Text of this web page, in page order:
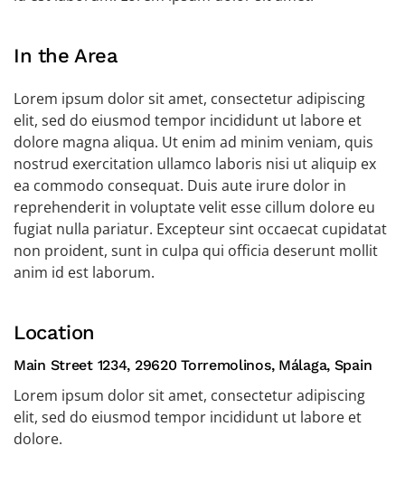
In the Area
Lorem ipsum dolor sit amet, consectetur adipiscing
elit, sed do eiusmod tempor incididunt ut labore et
dolore magna aliqua. Ut enim ad minim veniam, quis
nostrud exercitation ullamco laboris nisi ut aliquip ex
ea commodo consequat. Duis aute irure dolor in
reprehenderit in voluptate velit esse cillum dolore eu
fugiat nulla pariatur. Excepteur sint occaecat cupidatat
non proident, sunt in culpa qui officia deserunt mollit
anim id est laborum.
Location
Main Street 1234, 29620 Torremolinos, Málaga, Spain
Lorem ipsum dolor sit amet, consectetur adipiscing
elit, sed do eiusmod tempor incididunt ut labore et
dolore.